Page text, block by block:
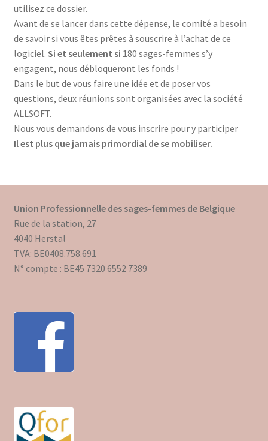
utilisez ce dossier.
Avant de se lancer dans cette dépense, le comité a besoin
de savoir si vous êtes prêtes à souscrire à l’achat de ce
logiciel. Si et seulement si 180 sages-femmes s’y
engagent, nous débloqueront les fonds !
Dans le but de vous faire une idée et de poser vos
questions, deux réunions sont organisées avec la société
ALLSOFT.
Nous vous demandons de vous inscrire pour y participer
Il est plus que jamais primordial de se mobiliser.
Union Professionnelle des sages-femmes de Belgique
Rue de la station, 27
4040 Herstal
TVA: BE0408.758.691
N° compte : BE45 7320 6552 7389